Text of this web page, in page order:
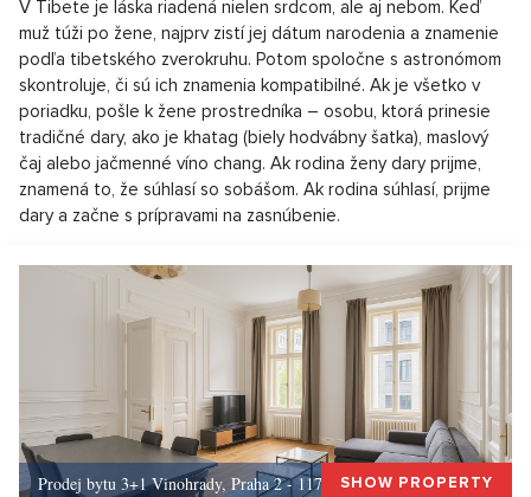
V Tibete je láska riadená nielen srdcom, ale aj nebom. Keď
muž túži po žene, najprv zistí jej dátum narodenia a znamenie
podľa tibetského zverokruhu. Potom spoločne s astronómom
skontroluje, či sú ich znamenia kompatibilné. Ak je všetko v
poriadku, pošle k žene prostredníka – osobu, ktorá prinesie
tradičné dary, ako je khatag (biely hodvábny šatka), maslový
čaj alebo jačmenné víno chang. Ak rodina ženy dary prijme,
znamená to, že súhlasí so sobášom. Ak rodina súhlasí, prijme
dary a začne s prípravami na zasnúbenie.
Prodej bytu 3+1 Vinohrady, Praha 2 - 117 m², Praha 2SHOW PROPERTY